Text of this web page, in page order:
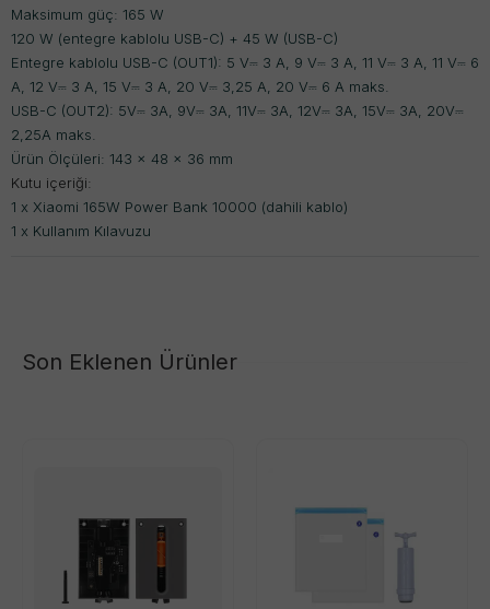
Maksimum güç: 165 W
120 W (entegre kablolu USB-C) + 45 W (USB-C)
Entegre kablolu USB-C (OUT1): 5 V⎓ 3 A, 9 V⎓ 3 A, 11 V⎓ 3 A, 11 V⎓ 6
A, 12 V⎓ 3 A, 15 V⎓ 3 A, 20 V⎓ 3,25 A, 20 V⎓ 6 A maks.
USB-C (OUT2): 5V⎓ 3A, 9V⎓ 3A, 11V⎓ 3A, 12V⎓ 3A, 15V⎓ 3A, 20V⎓
2,25A maks.
Ürün Ölçüleri: 143 x 48 x 36 mm
Kutu içeriği:
1 x Xiaomi 165W Power Bank 10000 (dahili kablo)
1 x Kullanım Kılavuzu
Son Eklenen Ürünler